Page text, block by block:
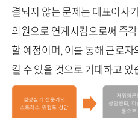
결되지 않는 문제는 대표이사
의원으로 연계시킴으로써 즉
할 예정이며, 이를 통해 근로
킬 수 있을 것으로 기대하고 있